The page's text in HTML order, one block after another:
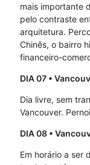
mais importante
pelo contraste
arquitetura.
Chinês, o bairro
financeiro-
DIA 07•
Dia livre, sem
Vancouver.
DIA 08•
Em horário a ser